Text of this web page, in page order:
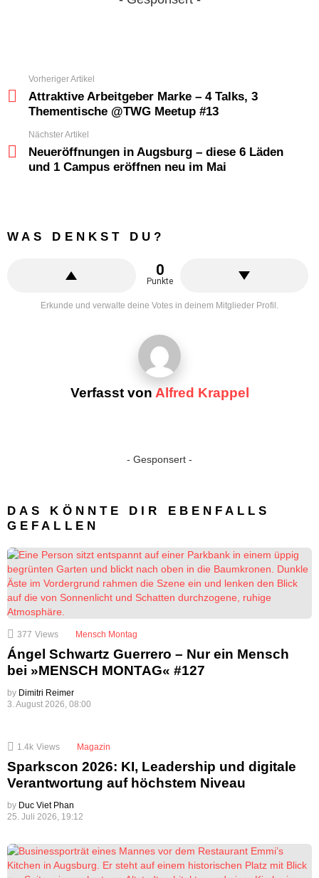
more
Vorheriger Artikel
Attraktive Arbeitgeber Marke – 4 Talks, 3
Thementische @TWG Meetup #13
Nächster Artikel
Neueröffnungen in Augsburg – diese 6 Läden
und 1 Campus eröffnen neu im Mai
WAS DENKST DU?
0
Punkte
Erkunde und verwalte deine Votes in deinem Mitglieder Profil.
Verfasst von Alfred Krappel
- Gesponsert -
DAS KÖNNTE DIR EBENFALLS
GEFALLEN
377 Views Mensch Montag
Ángel Schwartz Guerrero – Nur ein Mensch
bei »MENSCH MONTAG« #127
by Dimitri Reimer
3. August 2026, 08:00
1.4k Views Magazin
Sparkscon 2026: KI, Leadership und digitale
Verantwortung auf höchstem Niveau
by Duc Viet Phan
25. Juli 2026, 19:12